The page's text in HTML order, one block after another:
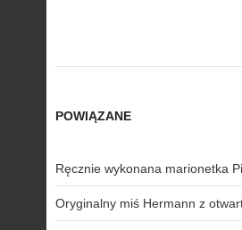
POWIĄZANE
Ręcznie wykonana marionetka
Oryginalny miś Hermann z